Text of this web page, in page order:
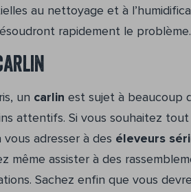
au nettoyage et à
rapidement le problème.
un carlin est sujet à beaucoup
attentifs. Si vous souhaitez
adresser à des éleveurs
même assister à des
Sachez enfin que vous